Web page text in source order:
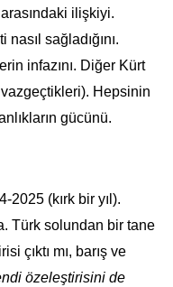
ilişkiyi.
sağladığını.
infazını. Diğer Kürt
Hepsinin
gücünü.
2025 (kırk bir yıl).
Türk solundan bir tane
çıktı mı, barış ve
özeleştirisini de